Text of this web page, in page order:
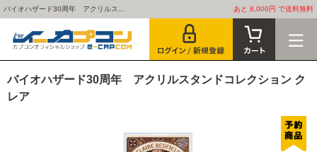
バイオハザード30周年 アクリルス... あと 8,000円 で送料無料
バイオハザード30周年 アクリルスタンドコレクション ク
レア